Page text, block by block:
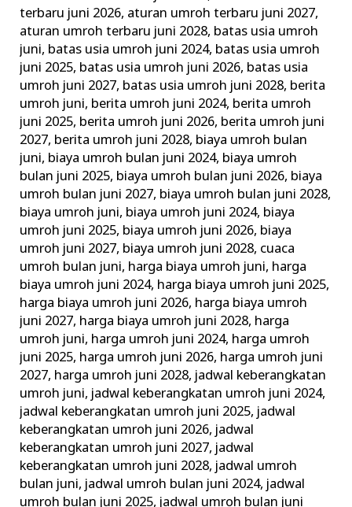
terbaru juni 2026, aturan umroh terbaru juni 2027,
aturan umroh terbaru juni 2028, batas usia umroh
juni, batas usia umroh juni 2024, batas usia umroh
juni 2025, batas usia umroh juni 2026, batas usia
umroh juni 2027, batas usia umroh juni 2028, berita
umroh juni, berita umroh juni 2024, berita umroh
juni 2025, berita umroh juni 2026, berita umroh juni
2027, berita umroh juni 2028, biaya umroh bulan
juni, biaya umroh bulan juni 2024, biaya umroh
bulan juni 2025, biaya umroh bulan juni 2026, biaya
umroh bulan juni 2027, biaya umroh bulan juni 2028,
biaya umroh juni, biaya umroh juni 2024, biaya
umroh juni 2025, biaya umroh juni 2026, biaya
umroh juni 2027, biaya umroh juni 2028, cuaca
umroh bulan juni, harga biaya umroh juni, harga
biaya umroh juni 2024, harga biaya umroh juni 2025,
harga biaya umroh juni 2026, harga biaya umroh
juni 2027, harga biaya umroh juni 2028, harga
umroh juni, harga umroh juni 2024, harga umroh
juni 2025, harga umroh juni 2026, harga umroh juni
2027, harga umroh juni 2028, jadwal keberangkatan
umroh juni, jadwal keberangkatan umroh juni 2024,
jadwal keberangkatan umroh juni 2025, jadwal
keberangkatan umroh juni 2026, jadwal
keberangkatan umroh juni 2027, jadwal
keberangkatan umroh juni 2028, jadwal umroh
bulan juni, jadwal umroh bulan juni 2024, jadwal
umroh bulan juni 2025, jadwal umroh bulan juni